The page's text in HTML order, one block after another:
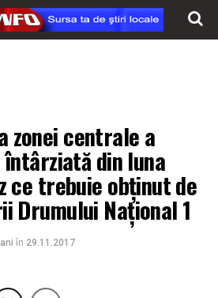
zonei centrale a
întârziată din luna
ce trebuie obținut de
Drumului Național 1
în 29.11.2017